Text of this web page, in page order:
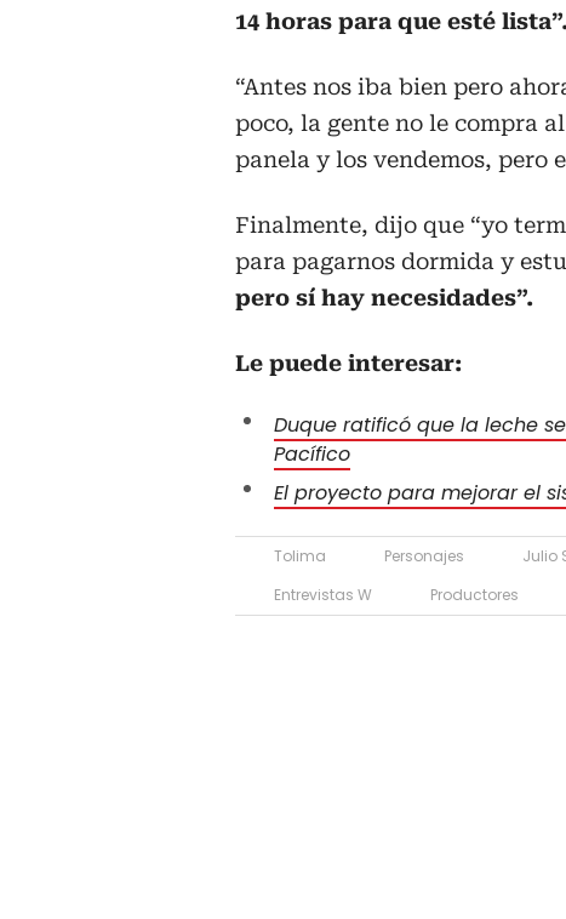
14 horas para que esté
“Antes nos iba bien pero
poco, la gente no le compra
panela y los vendemos, pero
Finalmente, dijo que “yo
para pagarnos dormida y
pero sí hay necesidades”.
Le puede interesar:
Duque ratificó que la leche
Pacífico
El proyecto para mejorar el
Tolima Personajes Julio
Entrevistas W
Productores